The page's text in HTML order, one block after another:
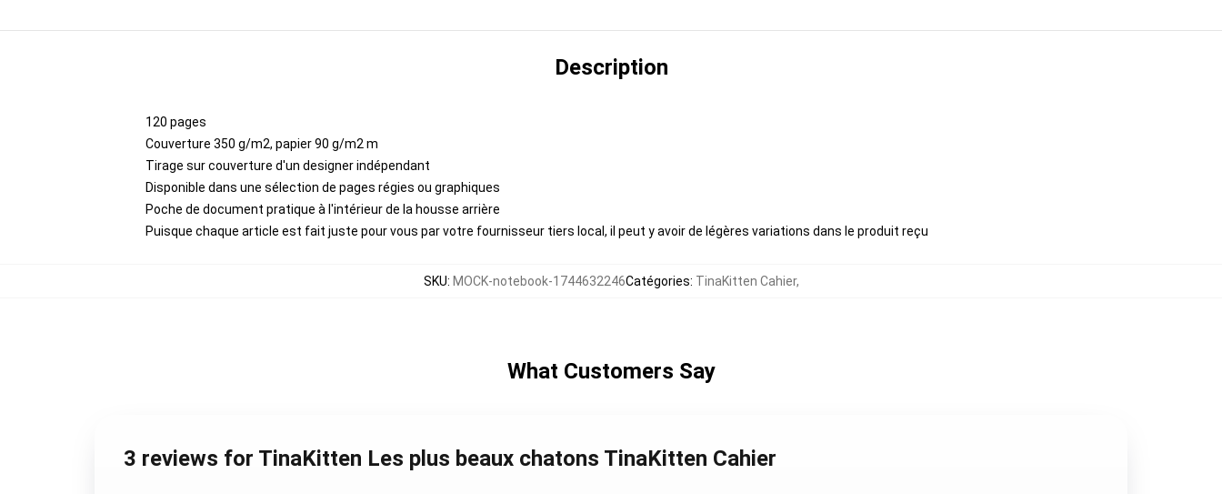
Description
120 pages
Couverture 350 g/m2, papier 90 g/m2 m
Tirage sur couverture d'un designer indépendant
Disponible dans une sélection de pages régies ou graphiques
Poche de document pratique à l'intérieur de la housse arrière
Puisque chaque article est fait juste pour vous par votre fournisseur tiers local, il peut y avoir de légères variations dans le produit reçu
SKU: MOCK-notebook-1744632246Catégories: TinaKitten Cahier,
What Customers Say
3 reviews for TinaKitten Les plus beaux chatons TinaKitten Cahier